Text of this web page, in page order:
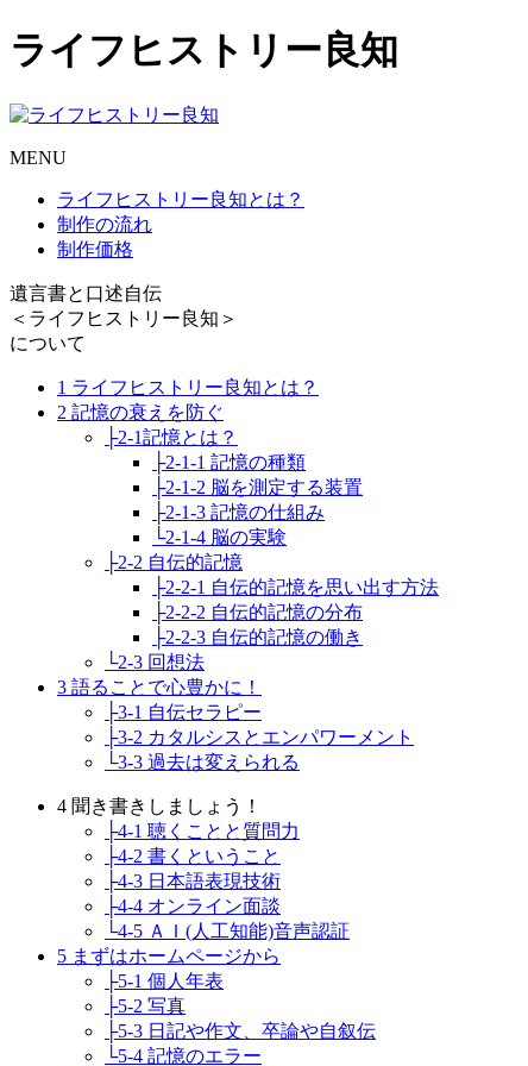
ライフヒストリー良知
MENU
ライフヒストリー良知とは？
制作の流れ
制作価格
遺言書と口述自伝
＜ライフヒストリー良知＞
について
1 ライフヒストリー良知とは？
2 記憶の衰えを防ぐ
├2-1記憶とは？
├2-1-1 記憶の種類
├2-1-2 脳を測定する装置
├2-1-3 記憶の仕組み
└2-1-4 脳の実験
├2-2 自伝的記憶
├2-2-1 自伝的記憶を思い出す方法
├2-2-2 自伝的記憶の分布
├2-2-3 自伝的記憶の働き
└2-3 回想法
3 語ることで心豊かに！
├3-1 自伝セラピー
├3-2 カタルシスとエンパワーメント
└3-3 過去は変えられる
4 聞き書きしましょう！
├4-1 聴くことと質問力
├4-2 書くということ
├4-3 日本語表現技術
├4-4 オンライン面談
└4-5 ＡＩ(人工知能)音声認証
5 まずはホームページから
├5-1 個人年表
├5-2 写真
├5-3 日記や作文、卒論や自叙伝
└5-4 記憶のエラー